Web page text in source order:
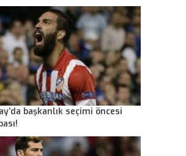
başkanlık seçimi öncesi